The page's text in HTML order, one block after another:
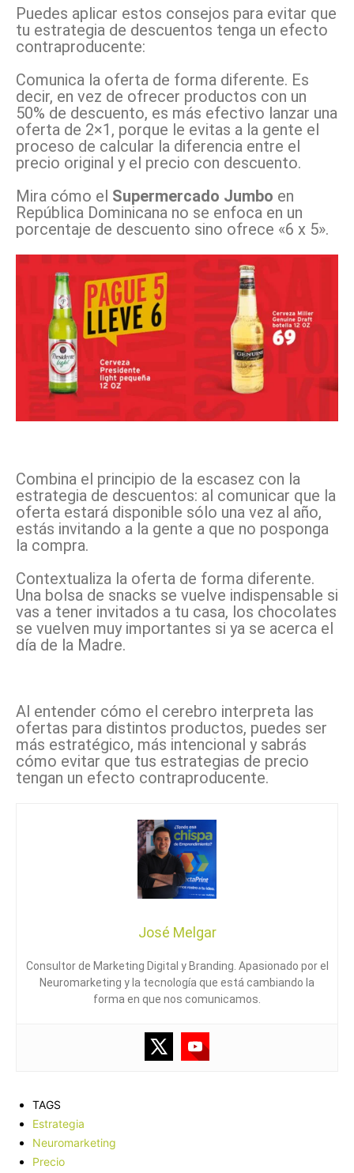
Puedes aplicar estos consejos para evitar que
tu estrategia de descuentos tenga un efecto
contraproducente:
Comunica la oferta de forma diferente. Es
decir, en vez de ofrecer productos con un
50% de descuento, es más efectivo lanzar una
oferta de 2×1, porque le evitas a la gente el
proceso de calcular la diferencia entre el
precio original y el precio con descuento.
Mira cómo el Supermercado Jumbo en
República Dominicana no se enfoca en un
porcentaje de descuento sino ofrece «6 x 5».
Combina el principio de la escasez con la
estrategia de descuentos: al comunicar que la
oferta estará disponible sólo una vez al año,
estás invitando a la gente a que no posponga
la compra.
Contextualiza la oferta de forma diferente.
Una bolsa de snacks se vuelve indispensable si
vas a tener invitados a tu casa, los chocolates
se vuelven muy importantes si ya se acerca el
día de la Madre.
Al entender cómo el cerebro interpreta las
ofertas para distintos productos, puedes ser
más estratégico, más intencional y sabrás
cómo evitar que tus estrategias de precio
tengan un efecto contraproducente.
José Melgar
Consultor de Marketing Digital y Branding. Apasionado por el
Neuromarketing y la tecnología que está cambiando la
forma en que nos comunicamos.
TAGS
Estrategia
Neuromarketing
Precio